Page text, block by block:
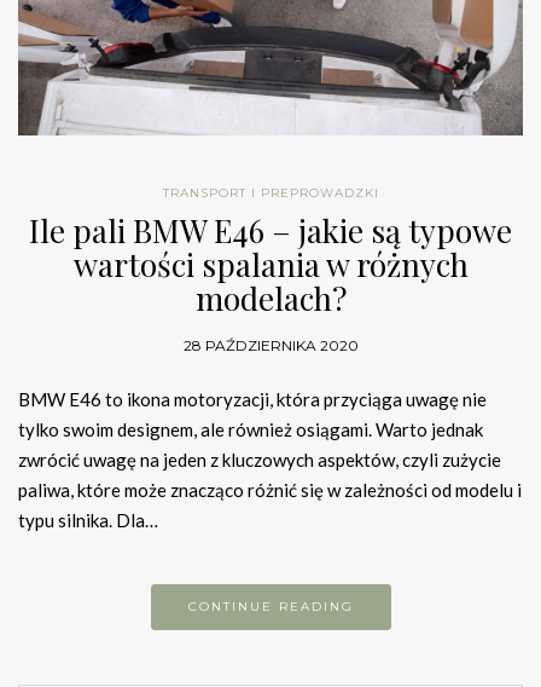
TRANSPORT I PREPROWADZKI
Ile pali BMW E46 – jakie są typowe
wartości spalania w różnych
modelach?
28 PAŹDZIERNIKA 2020
BMW E46 to ikona motoryzacji, która przyciąga uwagę nie
tylko swoim designem, ale również osiągami. Warto jednak
zwrócić uwagę na jeden z kluczowych aspektów, czyli zużycie
paliwa, które może znacząco różnić się w zależności od modelu i
typu silnika. Dla…
CONTINUE READING